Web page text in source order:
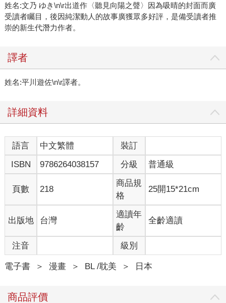
姓名:文乃 ゆき\n\r出道作〈聽見向陽之聲〉因為吸晴的封面而廣
受讀者矚目，後因純潔動人的故事廣獲眾多好評，是備受讀者推
崇的新生代潛力作者。
譯者
姓名:平川遊佐\n\r譯者。
詳細資料
語言 中文繁體
裝訂
ISBN
9786264038157 分級 普通級
頁數 218
商品規
格
25開15*21cm
出版地 台灣
適讀年
齡
全齡適讀
注音 級別
電子書 ＞ 漫畫 ＞ BL /耽美 ＞ 日本
商品評價